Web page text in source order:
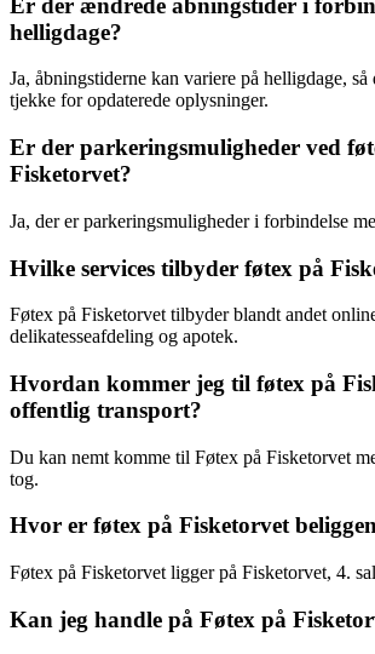
Er der ændrede åbningstider i
helligdage?
Ja, åbningstiderne kan variere på helligdage,
tjekke for opdaterede oplysninger.
Er der parkeringsmuligheder ved
Fisketorvet?
Ja, der er parkeringsmuligheder i forbindelse
Hvilke services tilbyder føtex på
Føtex på Fisketorvet tilbyder blandt andet
delikatesseafdeling og apotek.
Hvordan kommer jeg til føtex på
offentlig transport?
Du kan nemt komme til Føtex på Fisketorvet
tog.
Hvor er føtex på Fisketorvet
Føtex på Fisketorvet ligger på Fisketorvet, 4.
Kan jeg handle på Føtex på